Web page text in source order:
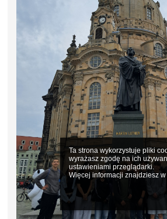
Ta strona wykorzystuje pliki
wyrażasz zgodę na ich
ustawieniami przeglądarki.
Więcej informacji znajdziesz w